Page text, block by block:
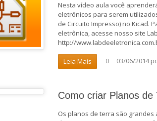
Nesta vídeo aula você
eletrônicos para serem
de Circuito Impresso) no Kicad.
eletrônica, acesse nosso site
http://
Leia Mais 0 03/06/2014
Como criar Planos de
Os planos de terra são